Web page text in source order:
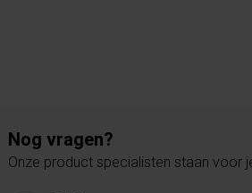
Nog vragen?
Onze product specialisten staan voor